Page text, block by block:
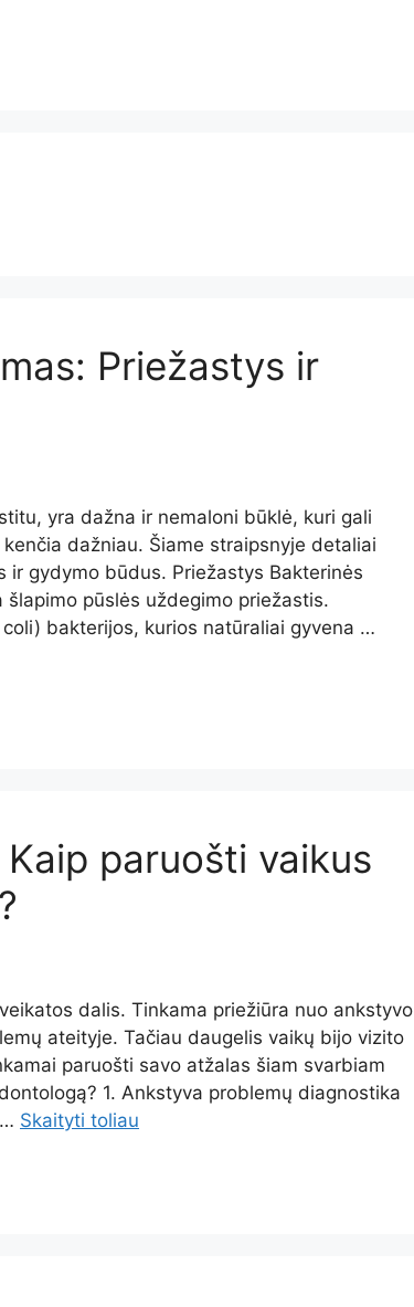
Priežastys ir
yra dažna ir nemaloni būklė, kuri gali
dažniau. Šiame straipsnyje detaliai
ir gydymo būdus. Priežastys Bakterinės
pūslės uždegimo priežastis.
bakterijos, kurios natūraliai gyvena …
paruošti vaikus
dalis. Tinkama priežiūra nuo ankstyvo
ateityje. Tačiau daugelis vaikų bijo vizito
paruošti savo atžalas šiam svarbiam
1. Ankstyva problemų diagnostika
Skaityti toliau